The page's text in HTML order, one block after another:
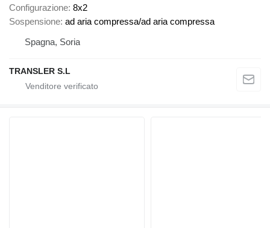
Configurazione 8x2
Sospensione ad aria compressa/ad aria compressa
Spagna, Soria
TRANSLER S.L